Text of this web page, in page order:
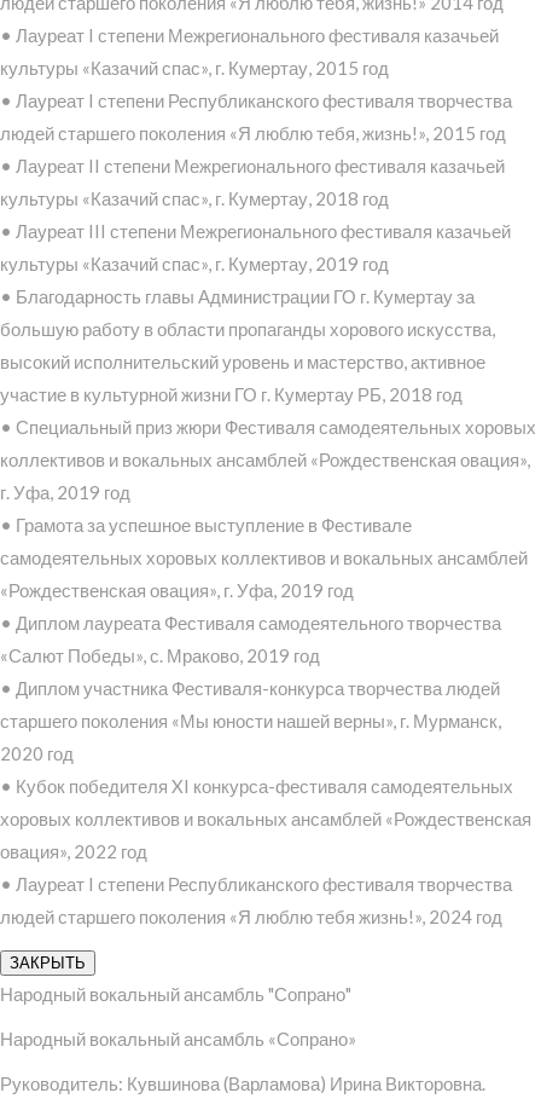
• Лауреат I степени Межрегионального фестиваля казачьей
культуры «Казачий спас», г. Кумертау, 2015 год
• Лауреат I степени Республиканского фестиваля творчества
людей старшего поколения «Я люблю тебя, жизнь!», 2015 год
• Лауреат II степени Межрегионального фестиваля казачьей
культуры «Казачий спас», г. Кумертау, 2018 год
• Лауреат III степени Межрегионального фестиваля казачьей
культуры «Казачий спас», г. Кумертау, 2019 год
• Благодарность главы Администрации ГО г. Кумертау за
большую работу в области пропаганды хорового искусства,
высокий исполнительский уровень и мастерство, активное
участие в культурной жизни ГО г. Кумертау РБ, 2018 год
• Специальный приз жюри Фестиваля самодеятельных хоровых
коллективов и вокальных ансамблей «Рождественская овация»,
г. Уфа, 2019 год
• Грамота за успешное выступление в Фестивале
самодеятельных хоровых коллективов и вокальных ансамблей
«Рождественская овация», г. Уфа, 2019 год
• Диплом лауреата Фестиваля самодеятельного творчества
«Салют Победы», с. Мраково, 2019 год
• Диплом участника Фестиваля-конкурса творчества людей
старшего поколения «Мы юности нашей верны», г. Мурманск,
2020 год
• Кубок победителя XI конкурса-фестиваля самодеятельных
хоровых коллективов и вокальных ансамблей «Рождественская
овация», 2022 год
• Лауреат I степени Республиканского фестиваля творчества
людей старшего поколения «Я люблю тебя жизнь!», 2024 год
ЗАКРЫТЬ
Народный вокальный ансамбль "Сопрано"
Народный вокальный ансамбль «Сопрано»
Руководитель: Кувшинова (Варламова) Ирина Викторовна.